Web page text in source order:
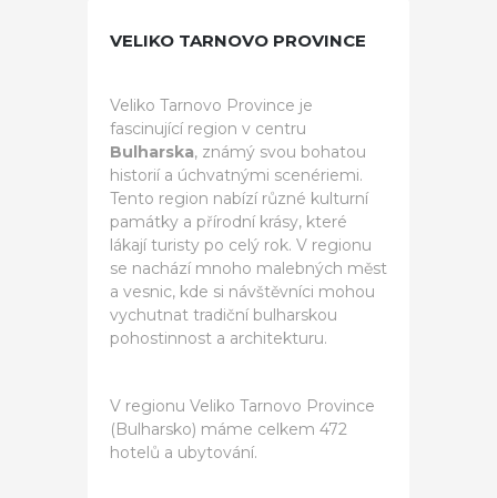
VELIKO TARNOVO PROVINCE
Veliko Tarnovo Province je
fascinující region v centru
Bulharska, známý svou bohatou
historií a úchvatnými scenériemi.
Tento region nabízí různé kulturní
památky a přírodní krásy, které
lákají turisty po celý rok. V regionu
se nachází mnoho malebných měst
a vesnic, kde si návštěvníci mohou
vychutnat tradiční bulharskou
pohostinnost a architekturu.
V regionu Veliko Tarnovo Province
(Bulharsko) máme celkem 472
hotelů a ubytování.